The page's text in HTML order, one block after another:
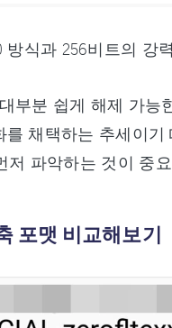
식과 256비트의 강
부분 쉽게 해제 가
를 채택하는 추세이
파악하는 것이 중요
포맷 비교해보기